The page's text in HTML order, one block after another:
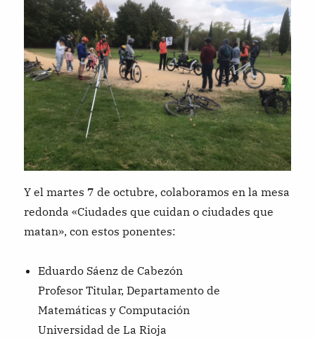
Y el martes 7 de octubre, colaboramos en la mesa
redonda «Ciudades que cuidan o ciudades que
matan», con estos ponentes:
Eduardo Sáenz de Cabezón
Profesor Titular, Departamento de
Matemáticas y Computación
Universidad de La Rioja